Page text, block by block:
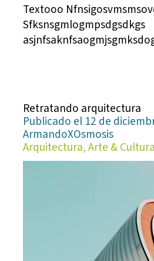
Textooo
Sfksnsgmlogmpsdgsdkgs
Retratando arquitectura
Publicado el 12 de
ArmandoXOsmosis
Arquitectura, Arte & Cultura